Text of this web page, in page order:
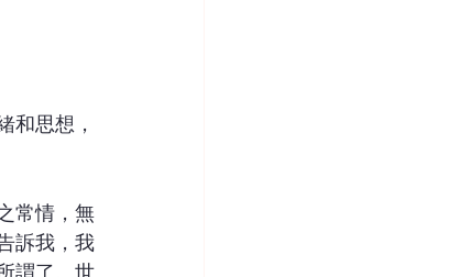
和思想，
常情，無
訴我，我
謂了、世